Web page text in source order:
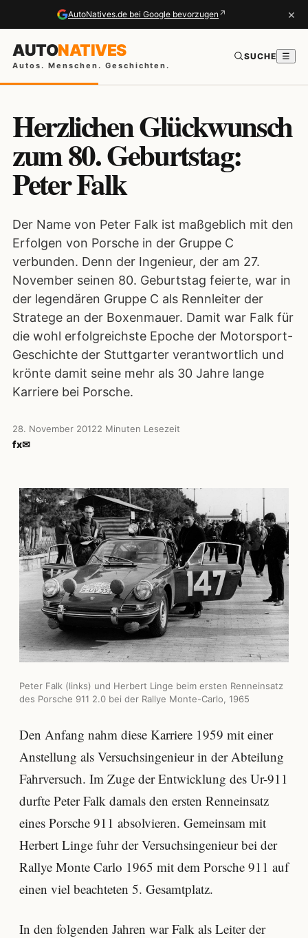
AutoNatives.de bei Google bevorzugen ↗ ×
AUTONATIVES
Autos. Menschen. Geschichten.
SUCHE ☰
Herzlichen Glückwunsch
zum 80. Geburtstag:
Peter Falk
Der Name von Peter Falk ist maßgeblich mit den
Erfolgen von Porsche in der Gruppe C
verbunden. Denn der Ingenieur, der am 27.
November seinen 80. Geburtstag feierte, war in
der legendären Gruppe C als Rennleiter der
Stratege an der Boxenmauer. Damit war Falk für
die wohl erfolgreichste Epoche der Motorsport-
Geschichte der Stuttgarter verantwortlich und
krönte damit seine mehr als 30 Jahre lange
Karriere bei Porsche.
28. November 20122 Minuten Lesezeit
fx✉
Peter Falk (links) und Herbert Linge beim ersten Renneinsatz
des Porsche 911 2.0 bei der Rallye Monte-Carlo, 1965
Den Anfang nahm diese Karriere 1959 mit einer
Anstellung als Versuchsingenieur in der Abteilung
Fahrversuch. Im Zuge der Entwicklung des Ur-911
durfte Peter Falk damals den ersten Renneinsatz
eines Porsche 911 absolvieren. Gemeinsam mit
Herbert Linge fuhr der Versuchsingenieur bei der
Rallye Monte Carlo 1965 mit dem Porsche 911 auf
einen viel beachteten 5. Gesamtplatz.
In den folgenden Jahren war Falk als Leiter der